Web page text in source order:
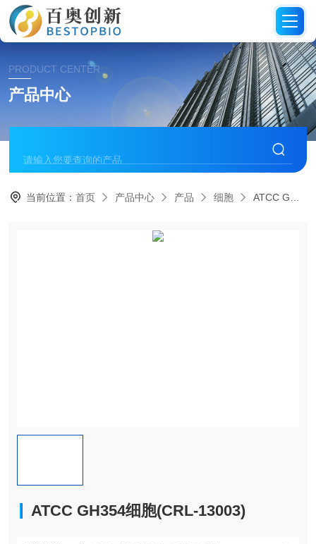
PRODUCT CENTER
产品中心
当前位置：首页 产品中心 产品 细胞 ATCC GH354细胞(CRL-13003)
ATCC GH354细胞(CRL-13003)